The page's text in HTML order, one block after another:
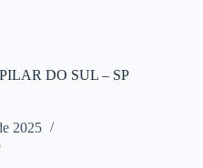
DO SUL – SP
2025